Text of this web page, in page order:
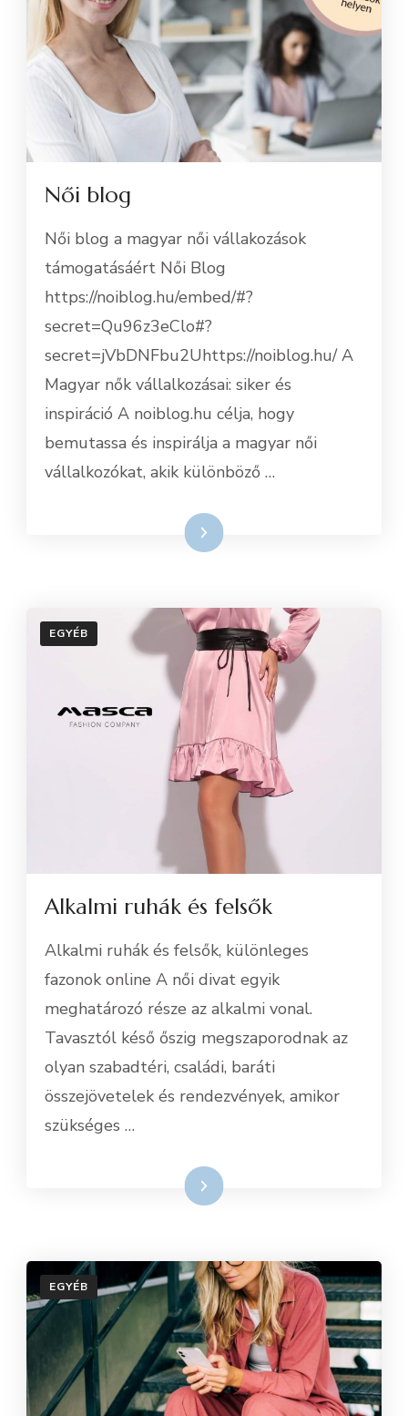
Női blog
Női blog a magyar női vállakozások
támogatásáért Női Blog
https://noiblog.hu/embed/#?
secret=Qu96z3eClo#?
secret=jVbDNFbu2Uhttps://noiblog.hu/ A
Magyar nők vállalkozásai: siker és
inspiráció A noiblog.hu célja, hogy
bemutassa és inspirálja a magyar női
vállalkozókat, akik különböző …
Tovább
EGYÉB
Alkalmi ruhák és felsők
Alkalmi ruhák és felsők, különleges
fazonok online A női divat egyik
meghatározó része az alkalmi vonal.
Tavasztól késő őszig megszaporodnak az
olyan szabadtéri, családi, baráti
összejövetelek és rendezvények, amikor
szükséges …
Tovább
EGYÉB